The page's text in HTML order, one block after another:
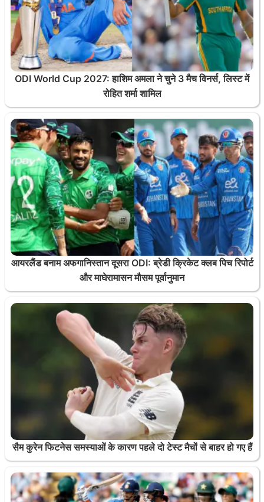
ODI World Cup 2027: हाशिम अमला ने चुने 3 मैच विनर्स, लिस्ट में
रोहित शर्मा शामिल
आयरलैंड बनाम अफगानिस्तान दूसरा ODI: ब्रेडी क्रिकेट क्लब पिच रिपोर्ट
और माघेरामासन मौसम पूर्वानुमान
सैम कुरेन फिटनेस समस्याओं के कारण पहले दो टेस्ट मैचों से बाहर हो गए हैं